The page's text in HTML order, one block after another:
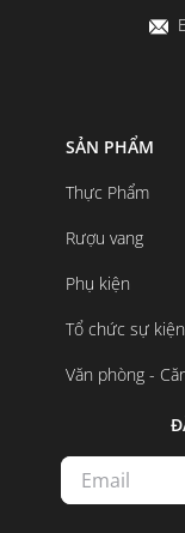
SẢN PHẨM
Thực Phẩm
Rượu vang
Phụ kiện
Tổ chức sự kiện
Văn phòng -